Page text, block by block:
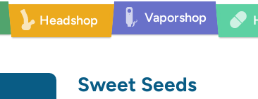
Headshop Vaporshop
Sweet Seeds